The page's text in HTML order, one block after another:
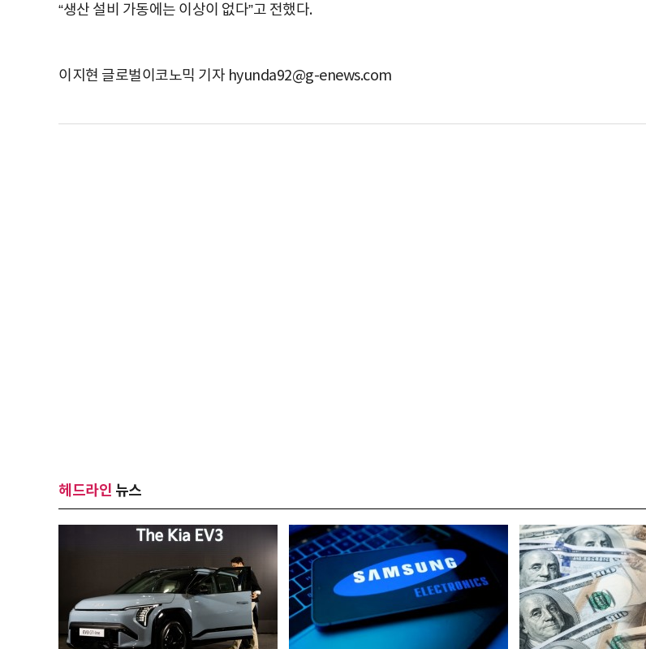
“생산 설비 가동에는 이상이 없다”고 전했다.
이지현 글로벌이코노믹 기자 hyunda92@g-enews.com
헤드라인 뉴스